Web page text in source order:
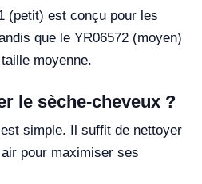
(petit) est conçu pour les
que le YR06572 (moyen)
moyenne.
le sèche-cheveux ?
simple. Il suffit de nettoyer
pour maximiser ses